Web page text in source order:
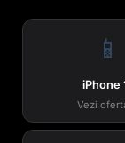
📱
iPhone
Vezi